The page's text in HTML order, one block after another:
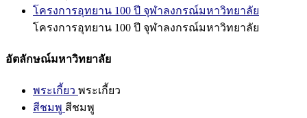
โครงการอุทยาน 100 ปี จุฬาลงกรณ์มหาวิทยาลัย
โครงการอุทยาน 100 ปี จุฬาลงกรณ์มหาวิทยาลัย
อัตลักษณ์มหาวิทยาลัย
พระเกี้ยว พระเกี้ยว
สีชมพู สีชมพู